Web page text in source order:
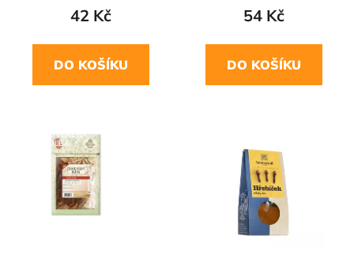
42 Kč
DO KOŠÍKU
54 Kč
DO KOŠÍKU
NAŠE OVĚŘENÁ
VOLBA